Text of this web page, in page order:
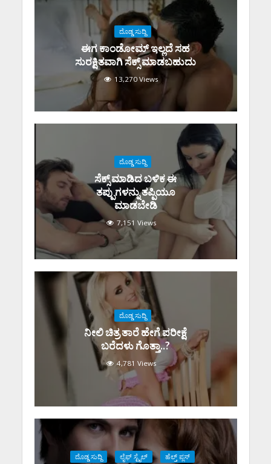
ದೊಡ್ಡ ಸುದ್ದಿ
ಈಗ ಕಾಂಡೋಮ್‌ ಇಲ್ಲದೆ ಸಹ
ಸುರಕ್ಷಿತವಾಗಿ ಸೆಕ್ಸ್‌ ಮಾಡಬಹುದು
13,270 Views
ದೊಡ್ಡ ಸುದ್ದಿ
ಸೆಕ್ಸ್‌ ಮಾಡಿದ ಬಳಿಕ ಈ
ತಪ್ಪುಗಳನ್ನು ತಪ್ಪಿಯೂ
ಮಾಡಬೇಡಿ
7,151 Views
ದೊಡ್ಡ ಸುದ್ದಿ
ನೀಲಿ ಚಿತ್ರ ತಾರೆ ಹೇಗೆ ಪರೀಕ್ಷೆ
ಬರೆದಳು ಗೊತ್ತಾ..?
4,781 Views
ದೊಡ್ಡ ಸುದ್ದಿ ಲೈಫ್ ಸ್ಟೈಲ್
ಹೆಲ್ತ್ ಪ್ಲಸ್